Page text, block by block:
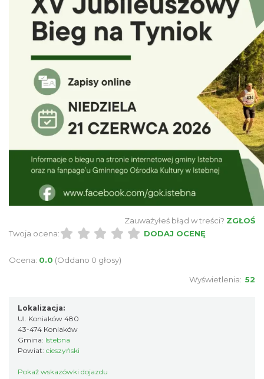
Pójcie Dziecka – będzie kino!
Istebna
2026-08-11
4.21 km
Piknik Rodzinny ze św. Franciszkiem z
Asyżu
4.23 km
Piłkarski Piknik
Zauważyłeś błąd w treści? ZGŁOŚ
Twoja ocena:
DODAJ OCENĘ
Ocena: 0.0 (Oddano 0 głosy)
Wyświetlenia: 52
Lokalizacja:
Ul. Koniaków 480
43-474 Koniaków
Gmina: Istebna
Powiat: cieszyński
Pokaż wskazówki dojazdu